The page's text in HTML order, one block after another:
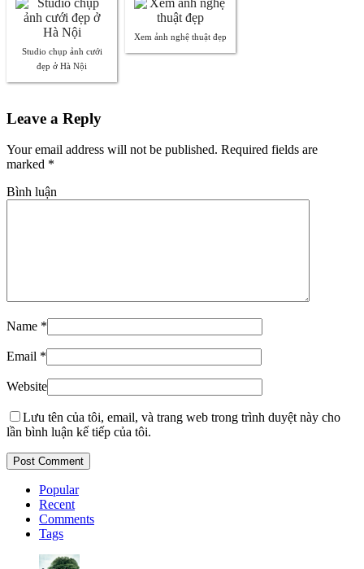
Studio chụp ảnh cưới
đẹp ở Hà Nội
Xem ảnh nghệ thuật đẹp
Leave a Reply
Your email address will not be published. Required fields are
marked *
Bình luận
Name *
Email *
Website
Lưu tên của tôi, email, và trang web trong trình duyệt này cho
lần bình luận kế tiếp của tôi.
Popular
Recent
Comments
Tags